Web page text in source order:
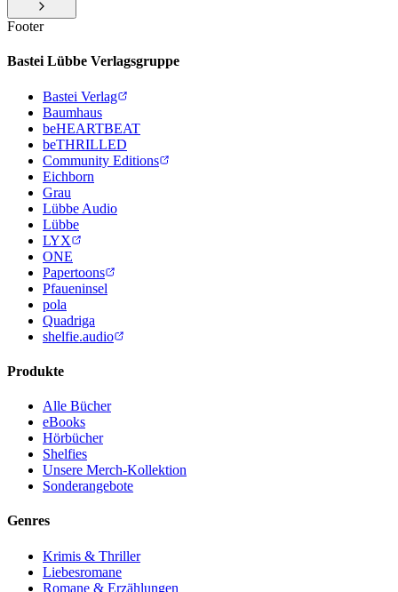
Footer
Bastei Lübbe Verlagsgruppe
Bastei Verlag
Baumhaus
beHEARTBEAT
beTHRILLED
Community Editions
Eichborn
Grau
Lübbe Audio
Lübbe
LYX
ONE
Papertoons
Pfaueninsel
pola
Quadriga
shelfie.audio
Produkte
Alle Bücher
eBooks
Hörbücher
Shelfies
Unsere Merch-Kollektion
Sonderangebote
Genres
Krimis & Thriller
Liebesromane
Romane & Erzählungen